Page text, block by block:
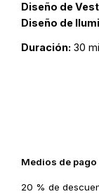
Diseño de
Diseño de
Duración: 30
Medios de pago
20 % de